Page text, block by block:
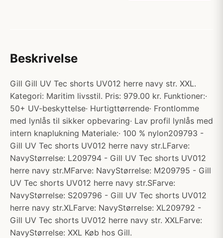
Beskrivelse
Gill Gill UV Tec shorts UV012 herre navy str. XXL.
Kategori: Maritim livsstil. Pris: 979.00 kr. Funktioner:·
50+ UV-beskyttelse· Hurtigttørrende· Frontlomme
med lynlås til sikker opbevaring· Lav profil lynlås med
intern knaplukning Materiale:· 100 % nylon209793 -
Gill UV Tec shorts UV012 herre navy str.LFarve:
NavyStørrelse: L209794 - Gill UV Tec shorts UV012
herre navy str.MFarve: NavyStørrelse: M209795 - Gill
UV Tec shorts UV012 herre navy str.SFarve:
NavyStørrelse: S209796 - Gill UV Tec shorts UV012
herre navy str.XLFarve: NavyStørrelse: XL209792 -
Gill UV Tec shorts UV012 herre navy str. XXLFarve:
NavyStørrelse: XXL Køb hos Gill.